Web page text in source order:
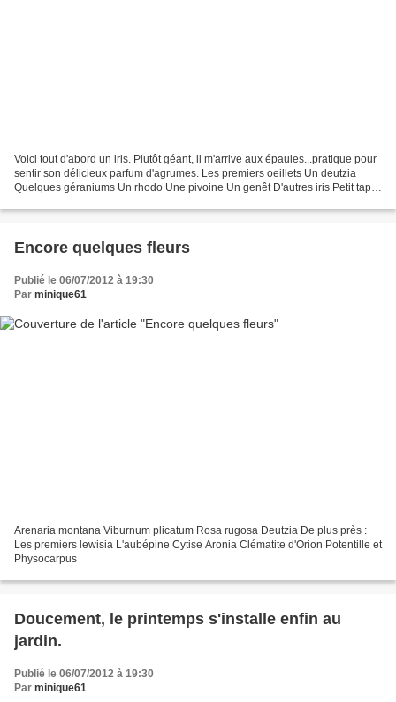
Voici tout d'abord un iris. Plutôt géant, il m'arrive aux épaules...pratique pour
sentir son délicieux parfum d'agrumes. Les premiers oeillets Un deutzia
Quelques géraniums Un rhodo Une pivoine Un genêt D'autres iris Petit tapis
Encore quelques fleurs
Publié le 06/07/2012 à 19:30
Par minique61
Arenaria montana Viburnum plicatum Rosa rugosa Deutzia De plus près :
Les premiers lewisia L'aubépine Cytise Aronia Clématite d'Orion Potentille et
Physocarpus
Doucement, le printemps s'installe enfin au
jardin.
Publié le 06/07/2012 à 19:30
Par minique61